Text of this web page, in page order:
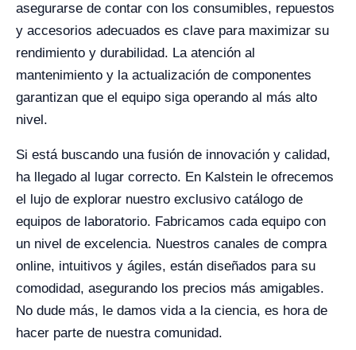
asegurarse de contar con los consumibles, repuestos
y accesorios adecuados es clave para maximizar su
rendimiento y durabilidad. La atención al
mantenimiento y la actualización de componentes
garantizan que el equipo siga operando al más alto
nivel.
Si está buscando una fusión de innovación y calidad,
ha llegado al lugar correcto. En Kalstein le ofrecemos
el lujo de explorar nuestro exclusivo catálogo de
equipos de laboratorio. Fabricamos cada equipo con
un nivel de excelencia. Nuestros canales de compra
online, intuitivos y ágiles, están diseñados para su
comodidad, asegurando los precios más amigables.
No dude más, le damos vida a la ciencia, es hora de
hacer parte de nuestra comunidad.